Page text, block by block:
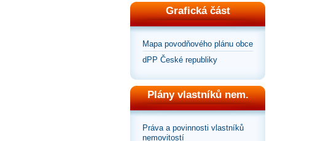
Grafická část
Mapa povodňového plánu obce
dPP České republiky
Plány vlastníků nem.
Práva a povinnosti vlastníků
nemovitostí